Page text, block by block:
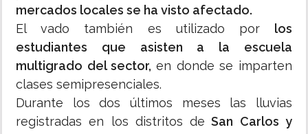
mercados locales se ha visto afectado.
El vado también es utilizado por los
estudiantes que asisten a la escuela
multigrado del sector, en donde se imparten
clases semipresenciales.
Durante los dos últimos meses las lluvias
registradas en los distritos de San Carlos y